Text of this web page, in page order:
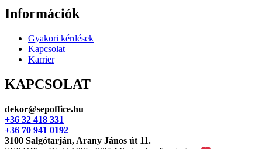
Információk
Gyakori kérdések
Kapcsolat
Karrier
KAPCSOLAT
dekor@sepoffice.hu
+36 32 418 331
+36 70 941 0192
3100 Salgótarján, Arany János út 11.